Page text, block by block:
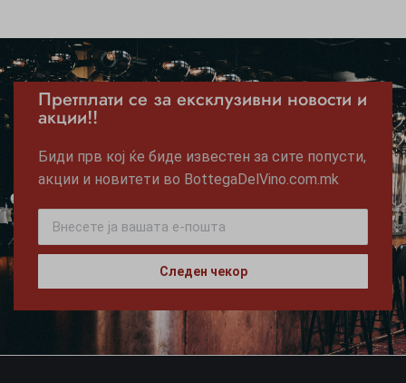
Претплати се за ексклузивни новости и
акции!!
Биди прв кој ќе биде известен за сите попусти,
акции и новитети во BottegaDelVino.com.mk
Следен чекор